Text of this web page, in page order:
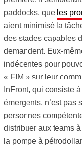
paddocks, que les
aient minimisé la
des stades capables
demandent. Eux-
indécentes pour
« FIM » sur leur
InFront, qui consiste
émergents, n’est pas
personnes
distribuer aux teams
la pompe à